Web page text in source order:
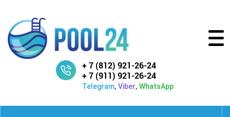
+ 7 (812) 921-26-24
+ 7 (911) 921-26-24
Telegram, Viber, WhatsApp